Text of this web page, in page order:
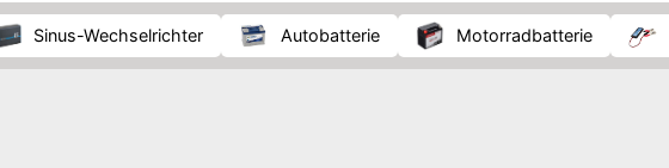
Sinus-Wechselrichter Autobatterie Motorradbatterie